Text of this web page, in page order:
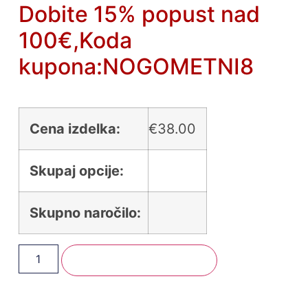
Dobite 15% popust nad
100€,Koda
kupona:NOGOMETNI8
Cena izdelka: €38.00
Skupaj opcije:
Skupno naročilo: